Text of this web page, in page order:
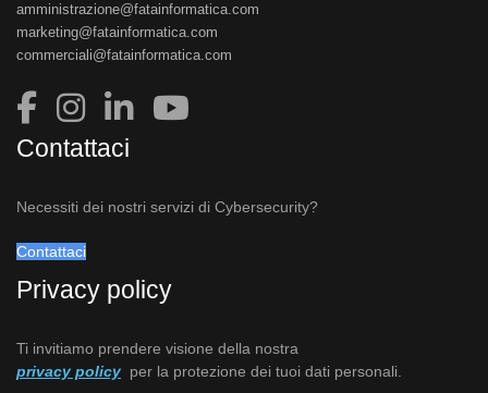
amministrazione@fatainformatica.com
marketing@fatainformatica.com
commerciali@fatainformatica.com
Contattaci
Necessiti dei nostri servizi di Cybersecurity?
Contattaci
Privacy policy
Ti invitiamo prendere visione della nostra
privacy policy per la protezione dei tuoi dati personali.